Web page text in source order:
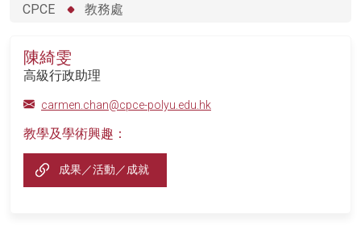
CPCE 教務處
陳綺雯
高級行政助理
carmen.chan@cpce-polyu.edu.hk
教學及學術興趣：
成果／活動／成就